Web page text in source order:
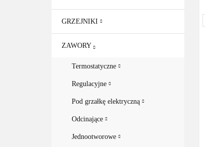
GRZEJNIKI
ZAWORY
Termostatyczne
Regulacyjne
Pod grzałkę elektryczną
Odcinające
Jednootworowe